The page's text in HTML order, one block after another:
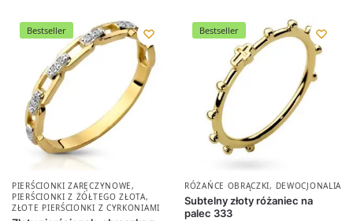
Bestseller
PIERŚCIONKI ZARĘCZYNOWE,
PIERŚCIONKI Z ŻÓŁTEGO ZŁOTA,
ZŁOTE PIERŚCIONKI Z CYRKONIAMI
Bestseller
RÓŻAŃCE OBRĄCZKI, DEWOCJONALIA
Subtelny złoty różaniec na
palec 333